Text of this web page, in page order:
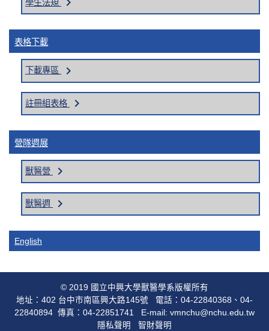
學生法規
表格下載
下載專區 keyboard_arrow_right
註冊組表格 keyboard_arrow_right
營隊週展
獸醫營 keyboard_arrow_right
獸醫週 keyboard_arrow_right
English
© 2019 國立中興大學獸醫學系版權所有
地址：402 台中市南區興大路145號 電話：04-22840368、04-
22840894 傳真：04-22851741 E-mail: vmnchu@nchu.edu.tw
隱私聲明
智財聲明